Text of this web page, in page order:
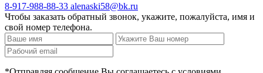
8-917-988-88-33 alenaski58@bk.ru
Чтобы заказать обратный звонок, укажите, пожалуйста, имя и
свой номер телефона.